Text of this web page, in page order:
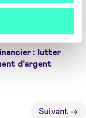
: lutter
d’argent
Suivant →